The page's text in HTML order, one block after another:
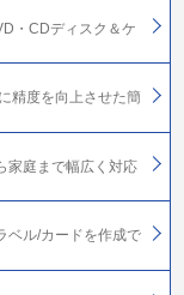
・CDディスク＆ケ
精度を向上させた簡
家庭まで幅広く対応
ベル/カードを作成で